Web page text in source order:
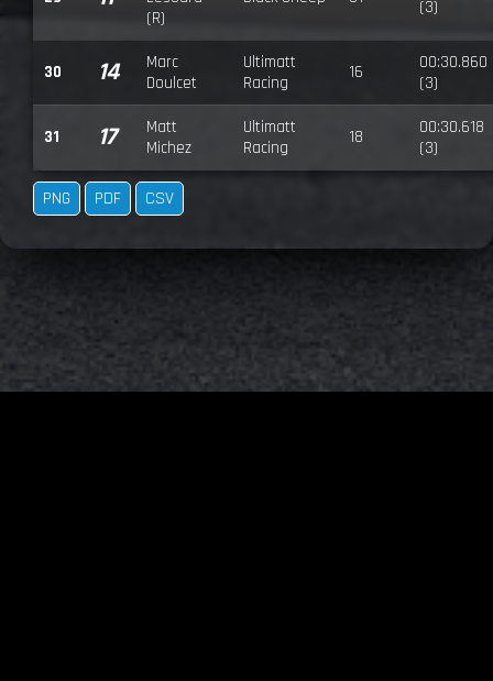
(R)
(3)
30 14
Marc
Doulcet
Ultimatt
Racing
16
00:30.860
(3)
31 17
Matt
Michez
Ultimatt
Racing
18
00:30.618
(3)
PNG PDF CSV